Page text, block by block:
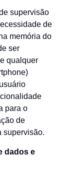
supervisão
de
memória do
ser
qualquer
para o
de
supervisão.
dados e